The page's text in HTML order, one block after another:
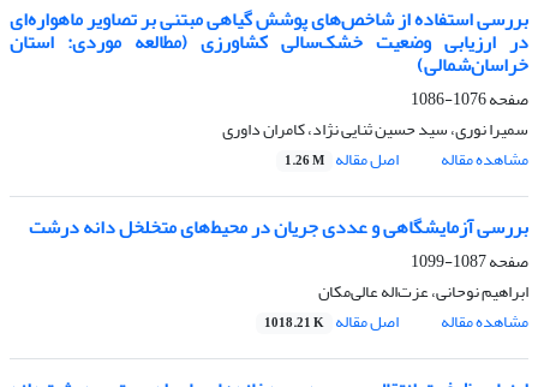
بررسی استفاده از شاخص‌های پوشش گیاهی مبتنی بر تصاویر ماهواره‌ای
در ارزیابی وضعیت خشک‌سالی کشاورزی (مطالعه موردی: استان
خراسان‌شمالی)
صفحه1076-1086
سمیرا نوری، سید حسین ثنایی نژاد، کامران داوری
مشاهده مقاله
اصل مقاله 1.26 M
بررسی آزمایشگاهی و عددی جریان در محیط‌های متخلخل دانه درشت
صفحه1087-1099
ابراهیم نوحانی، عزت‌اله عالی‌مکان
مشاهده مقاله
اصل مقاله 1018.21 K